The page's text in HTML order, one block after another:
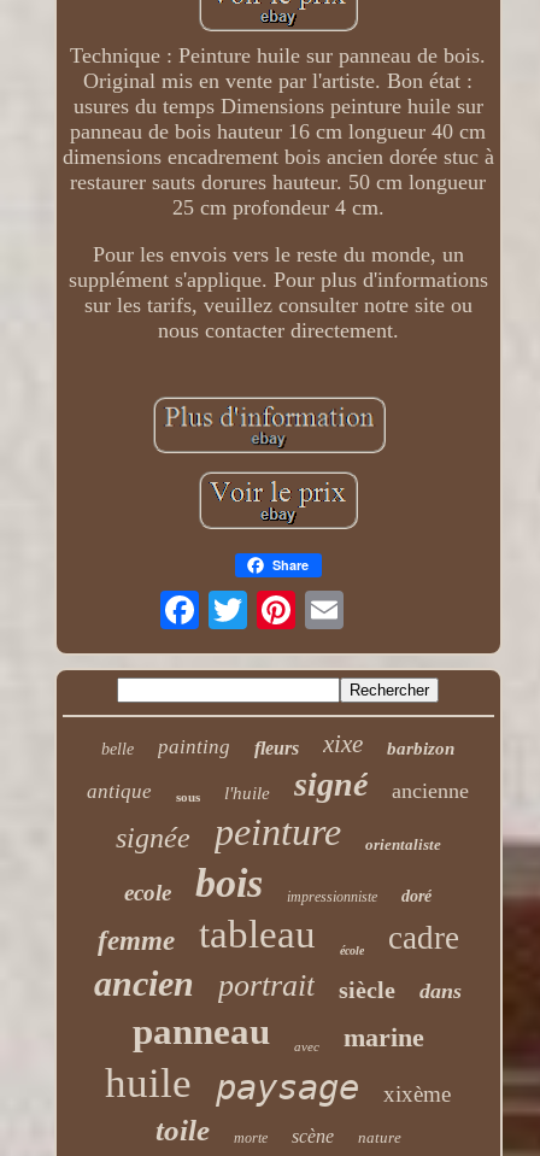
Technique : Peinture huile sur panneau de bois.
Original mis en vente par l'artiste. Bon état :
usures du temps Dimensions peinture huile sur
panneau de bois hauteur 16 cm longueur 40 cm
dimensions encadrement bois ancien dorée stuc à
restaurer sauts dorures hauteur. 50 cm longueur
25 cm profondeur 4 cm.
Pour les envois vers le reste du monde, un
supplément s'applique. Pour plus d'informations
sur les tarifs, veuillez consulter notre site ou
nous contacter directement.
Share
belle painting fleurs xixe barbizon
antique sous l'huile signé ancienne
signée peinture orientaliste
ecole bois impressionniste doré
femme tableau école cadre
ancien portrait siècle dans
panneau avec marine
huile paysage xixème
toile morte scène nature